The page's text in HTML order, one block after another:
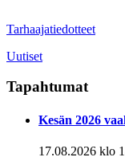
Tarhaajatiedotteet
Uutiset
Tapahtumat
Kesän 2026
17.08.2026 klo